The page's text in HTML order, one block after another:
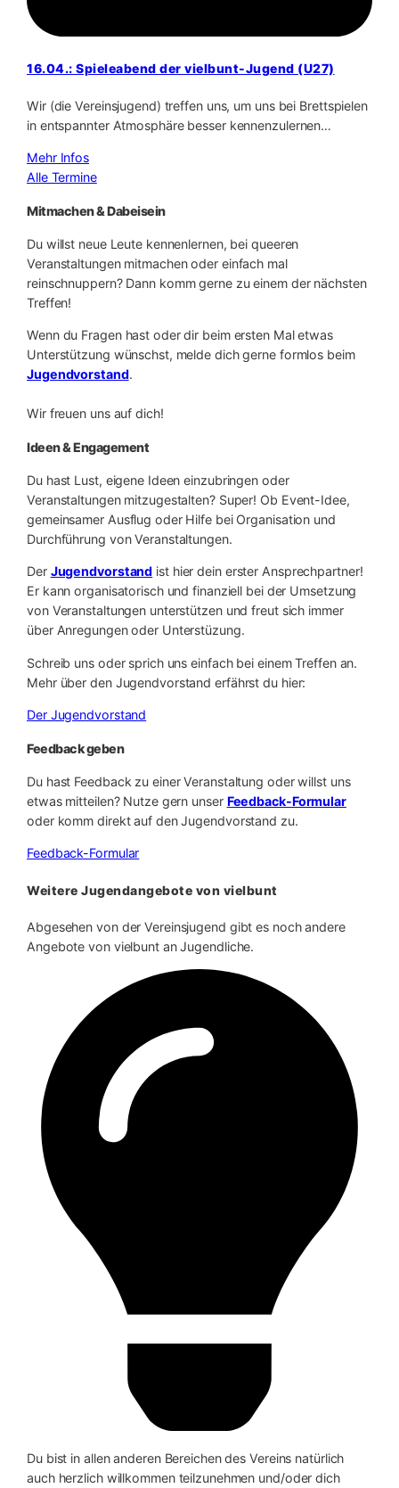
16.04.: Spieleabend der vielbunt-Jugend (U27)
Wir (die Vereinsjugend) treffen uns, um uns bei Brettspielen
in entspannter Atmosphäre besser kennenzulernen…
Mehr Infos
Alle Termine
Mitmachen & Dabeisein
Du willst neue Leute kennenlernen, bei queeren
Veranstaltungen mitmachen oder einfach mal
reinschnuppern? Dann komm gerne zu einem der nächsten
Treffen!
Wenn du Fragen hast oder dir beim ersten Mal etwas
Unterstützung wünschst, melde dich gerne formlos beim
Jugendvorstand.
Wir freuen uns auf dich!
Ideen & Engagement
Du hast Lust, eigene Ideen einzubringen oder
Veranstaltungen mitzugestalten? Super! Ob Event-Idee,
gemeinsamer Ausflug oder Hilfe bei Organisation und
Durchführung von Veranstaltungen.
Der Jugendvorstand ist hier dein erster Ansprechpartner!
Er kann organisatorisch und finanziell bei der Umsetzung
von Veranstaltungen unterstützen und freut sich immer
über Anregungen oder Unterstüzung.
Schreib uns oder sprich uns einfach bei einem Treffen an.
Mehr über den Jugendvorstand erfährst du hier:
Der Jugendvorstand
Feedback geben
Du hast Feedback zu einer Veranstaltung oder willst uns
etwas mitteilen? Nutze gern unser Feedback-Formular
oder komm direkt auf den Jugendvorstand zu.
Feedback-Formular
Weitere Jugendangebote von vielbunt
Abgesehen von der Vereinsjugend gibt es noch andere
Angebote von vielbunt an Jugendliche.
Du bist in allen anderen Bereichen des Vereins natürlich
auch herzlich willkommen teilzunehmen und/oder dich